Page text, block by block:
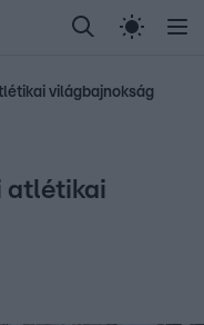
Randi Celeb vagyok,
Most Wanted Gallusz
világbajnokság
atlétikai